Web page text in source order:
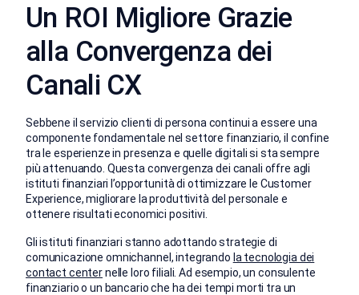
Un ROI Migliore Grazie
alla Convergenza dei
Canali CX
Sebbene il servizio clienti di persona continui a essere una
componente fondamentale nel settore finanziario, il confine
tra le esperienze in presenza e quelle digitali si sta sempre
più attenuando. Questa convergenza dei canali offre agli
istituti finanziari l’opportunità di ottimizzare le Customer
Experience, migliorare la produttività del personale e
ottenere risultati economici positivi.
Gli istituti finanziari stanno adottando strategie di
comunicazione omnichannel, integrando la tecnologia dei
contact centernelle loro filiali. Ad esempio, un consulente
finanziario o un bancario che ha dei tempi morti tra un